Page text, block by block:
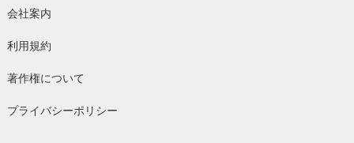
会社案内
利用規約
著作権について
プライバシーポリシー